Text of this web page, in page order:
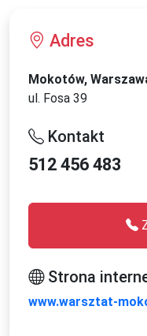
Adres
Mokotów,
ul. Fosa 39
Kontakt
512 456 483
Strona
www.warsztat-